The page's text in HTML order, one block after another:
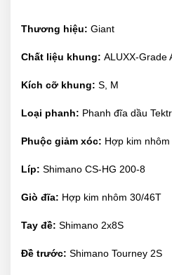
Thương hiệu: Giant
Chất liệu khung: ALUXX-Grade
Kích cỡ khung: S, M
Loại phanh: Phanh đĩa dầu
Phuộc giảm xóc: Hợp kim nhôm
Líp: Shimano CS-HG 200-8
Giò đĩa: Hợp kim nhôm 30/46T
Tay đề: Shimano 2x8S
Đề trước: Shimano Tourney 2S